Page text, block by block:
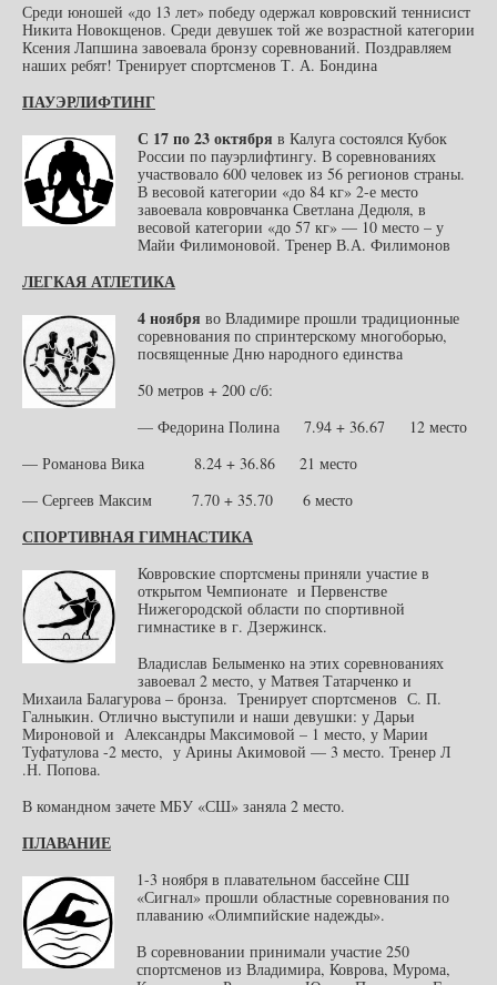
Среди юношей «до 13 лет» победу одержал ковровский теннисист
Никита Новокщенов. Среди девушек той же возрастной категории
Ксения Лапшина завоевала бронзу соревнований. Поздравляем
наших ребят! Тренирует спортсменов Т. А. Бондина
ПАУЭРЛИФТИНГ
С 17 по 23 октября в Калуга состоялся Кубок
России по пауэрлифтингу. В соревнованиях
участвовало 600 человек из 56 регионов страны.
В весовой категории «до 84 кг» 2-е место
завоевала ковровчанка Светлана Дедюля, в
весовой категории «до 57 кг» — 10 место – у
Майи Филимоновой. Тренер В.А. Филимонов
ЛЕГКАЯ АТЛЕТИКА
4 ноября во Владимире прошли традиционные
соревнования по спринтерскому многоборью,
посвященные Дню народного единства
50 метров + 200 с/б:
— Федорина Полина 7.94 + 36.67 12 место
— Романова Вика 8.24 + 36.86 21 место
— Сергеев Максим 7.70 + 35.70 6 место
СПОРТИВНАЯ ГИМНАСТИКА
Ковровские спортсмены приняли участие в
открытом Чемпионате и Первенстве
Нижегородской области по спортивной
гимнастике в г. Дзержинск.
Владислав Белыменко на этих соревнованиях
завоевал 2 место, у Матвея Татарченко и
Михаила Балагурова – бронза. Тренирует спортсменов С. П.
Галныкин. Отлично выступили и наши девушки: у Дарьи
Мироновой и Александры Максимовой – 1 место, у Марии
Туфатулова -2 место, у Арины Акимовой — 3 место. Тренер Л
.Н. Попова.
В командном зачете МБУ «СШ» заняла 2 место.
ПЛАВАНИЕ
1-3 ноября в плавательном бассейне СШ
«Сигнал» прошли областные соревнования по
плаванию «Олимпийские надежды».
В соревновании принимали участие 250
спортсменов из Владимира, Коврова, Мурома,